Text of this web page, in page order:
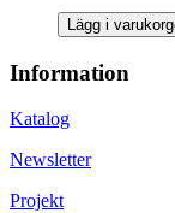
Lägg i
Information
Katalog
Newsletter
Projekt